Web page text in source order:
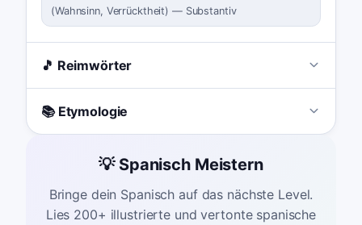
(Wahnsinn, Verrücktheit) — Substantiv
🎵 Reimwörter
📚 Etymologie
💡 Spanisch Meistern
Bringe dein Spanisch auf das nächste Level.
Lies 200+ illustrierte und vertonte spanische